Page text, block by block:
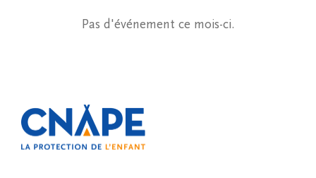
Pas d'événement ce mois-ci.